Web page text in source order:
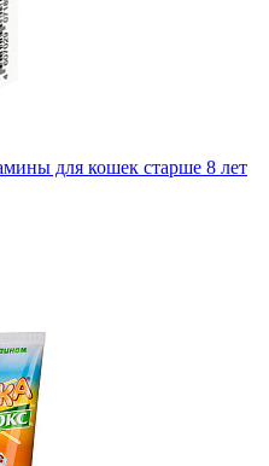
для кошек старше 8 лет